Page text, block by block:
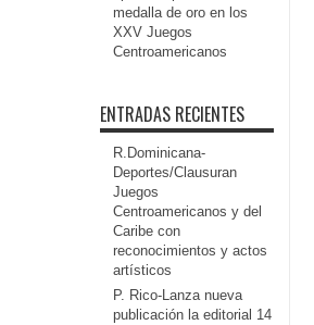
medalla de oro en los
XXV Juegos
Centroamericanos
ENTRADAS RECIENTES
R.Dominicana-
Deportes/Clausuran
Juegos
Centroamericanos y del
Caribe con
reconocimientos y actos
artísticos
P. Rico-Lanza nueva
publicación la editorial 14